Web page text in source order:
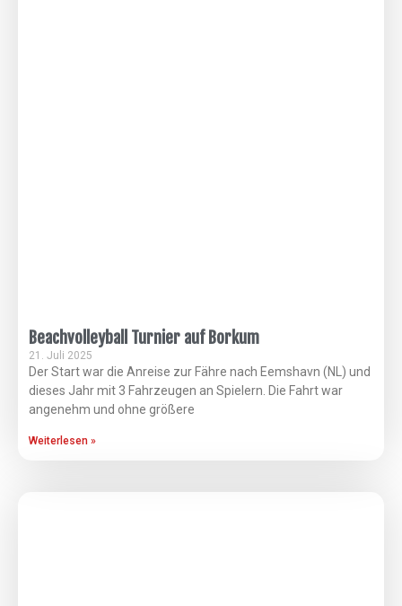
Beachvolleyball Turnier auf Borkum
21. Juli 2025
Der Start war die Anreise zur Fähre nach Eemshavn (NL) und
dieses Jahr mit 3 Fahrzeugen an Spielern. Die Fahrt war
angenehm und ohne größere
Weiterlesen »